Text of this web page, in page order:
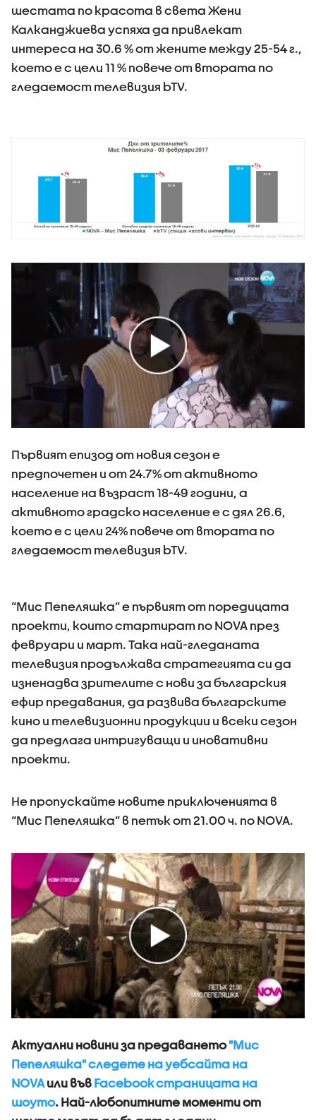
шестата по красота в света Жени
Калканджиева успяха да привлекат
интереса на 30.6 % от жените между 25-54 г.,
което е с цели 11 % повече от втората по
гледаемост телевизия bTV.
Първият епизод от новия сезон е
предпочетен и от 24.7% от активното
население на възраст 18-49 години, а
активното градско население е с дял 26.6,
което е с цели 24% повече от втората по
гледаемост телевизия bTV.
“Мис Пепеляшка” е първият от поредицата
проекти, които стартират по NOVA през
февруари и март. Така най-гледаната
телевизия продължава стратегията си да
изненадва зрителите с нови за българския
ефир предавания, да развива българските
кино и телевизионни продукции и всеки сезон
да предлага интригуващи и иновативни
проекти.
Не пропускайте новите приключенията в
“Мис Пепеляшка” в петък от 21.00 ч. по NOVA.
Актуални новини за предаването"Мис
Пепеляшка" следете на уебсайта на
NOVA или във Facebook страницата на
шоуто. Най-любопитните моменти от